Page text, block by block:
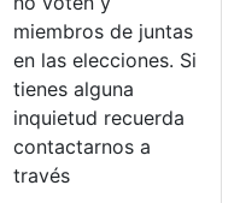
Revisar
miembros de juntas
en las elecciones. Si
tienes alguna
inquietud recuerda
contactarnos a
través